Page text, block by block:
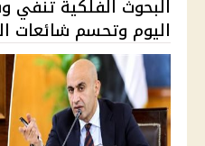
البحوث الفلكية تنفي
اليوم وتحسم شائعات